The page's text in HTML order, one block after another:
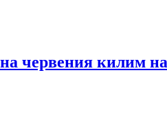
червения килим